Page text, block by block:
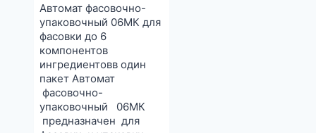
Автомат фасовочно-
упаковочный 06МК для
фасовки до 6
компонентов
ингредиентовв один
пакет Автомат
фасовочно-
упаковочный 06МК
предназначен для